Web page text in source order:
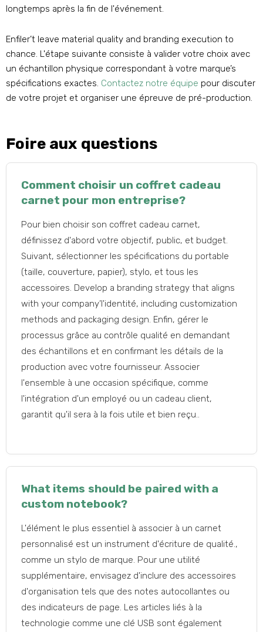
longtemps après la fin de l'événement.
Enfiler’t leave material quality and branding execution to
chance. L'étape suivante consiste à valider votre choix avec
un échantillon physique correspondant à votre marque’s
spécifications exactes. Contactez notre équipe pour discuter
de votre projet et organiser une épreuve de pré-production.
Foire aux questions
Comment choisir un coffret cadeau
carnet pour mon entreprise?
Pour bien choisir son coffret cadeau carnet,
définissez d'abord votre objectif, public, et budget.
Suivant, sélectionner les spécifications du portable
(taille, couverture, papier), stylo, et tous les
accessoires. Develop a branding strategy that aligns
with your company’l'identité, including customization
methods and packaging design. Enfin, gérer le
processus grâce au contrôle qualité en demandant
des échantillons et en confirmant les détails de la
production avec votre fournisseur. Associer
l'ensemble à une occasion spécifique, comme
l'intégration d'un employé ou un cadeau client,
garantit qu'il sera à la fois utile et bien reçu..
What items should be paired with a
custom notebook?
L'élément le plus essentiel à associer à un carnet
personnalisé est un instrument d'écriture de qualité.,
comme un stylo de marque. Pour une utilité
supplémentaire, envisagez d'inclure des accessoires
d'organisation tels que des notes autocollantes ou
des indicateurs de page. Les articles liés à la
technologie comme une clé USB sont également